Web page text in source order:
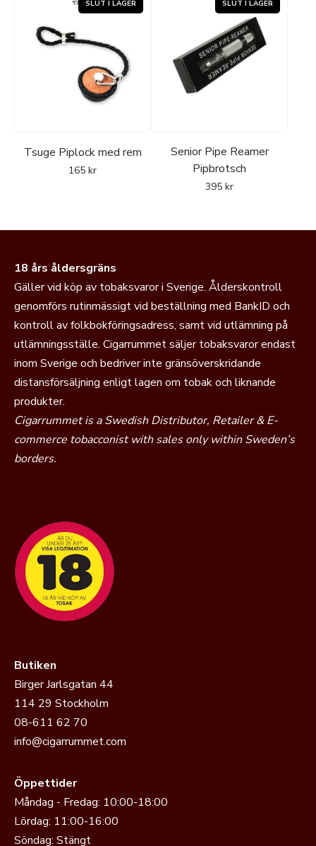
Tsuge Piplock med rem
165 kr
Senior Pipe Reamer
Pipbrotsch
395 kr
18 års åldersgräns
Gäller vid köp av tobaksvaror i Sverige. Ålderskontroll
genomförs rutinmässigt vid beställning med BankID och
kontroll av folkbokföringsadress, samt vid utlämning på
utlämningsställe. Cigarrummet säljer tobaksvaror endast
inom Sverige och bedriver inte gränsöverskridande
distansförsäljning enligt lagen om tobak och liknande
produkter.
Cigarrummet is a Swedish Distributor, Retailer & E-
commerce tobacconist with sales only within Sweden’s
borders.
Butiken
Birger Jarlsgatan 44
114 29 Stockholm
08-611 62 70
info@cigarrummet.com
Öppettider
Måndag - Fredag: 10:00-18:00
Lördag: 11:00-16:00
Söndag: Stängt